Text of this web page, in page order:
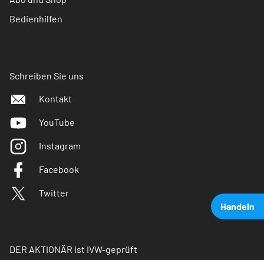
Handeln
Bedienhilfen
Schreiben Sie uns
Kontakt
YouTube
Instagram
Facebook
Twitter
DER AKTIONÄR ist IVW-geprüft